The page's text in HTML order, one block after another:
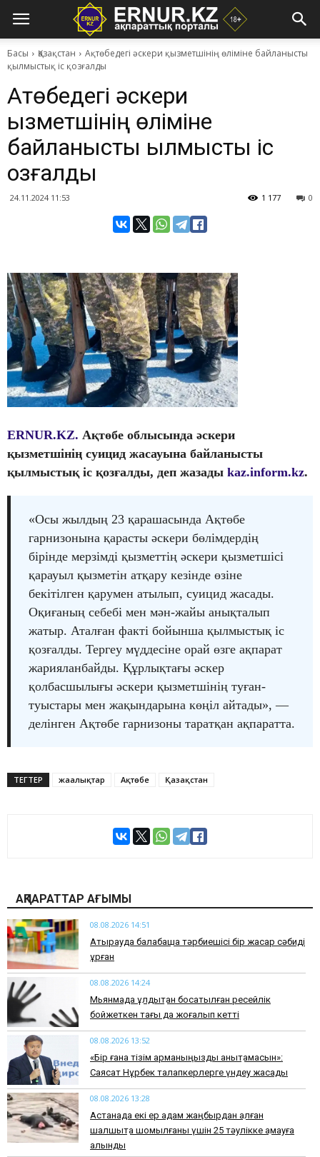
Басы Қазақстан
Ақтөбедегі әскери қызметшінің өліміне байланысты
қылмыстық іс қозғалды
Ақтөбедегі әскери
қызметшінің өліміне
байланысты қылмыстық іс
қозғалды
24.11.2024 11:53 0
1 177
ERNUR.KZ. Ақтөбе облысында әскери
қызметшінің суицид жасауына байланысты
қылмыстық іс қозғалды, деп жазады kaz.inform.kz.
«Осы жылдың 23 қарашасында Ақтөбе
гарнизонына қарасты әскери бөлімдердің
бірінде мерзімді қызметтің әскери қызметшісі
қарауыл қызметін атқару кезінде өзіне
бекітілген қарумен атылып, суицид жасады.
Оқиғаның себебі мен мән-жайы анықталып
жатыр. Аталған факті бойынша қылмыстық іс
қозғалды. Тергеу мүддесіне орай өзге ақпарат
жарияланбайды. Құрлықтағы әскер
қолбасшылығы әскери қызметшінің туған-
туыстары мен жақындарына көңіл айтады», —
делінген Ақтөбе гарнизоны таратқан ақпаратта.
ТЕГТЕР жаңалықтар Ақтөбе Қазақстан
АҚПАРАТТАР АҒЫМЫ
08.08.2026 14:51
Атырауда балабақша тәрбиешісі бір жасар сәбиді
ұрған
08.08.2026 14:24
Мьянмада құлдықтан босатылған ресейлік
бойжеткен тағы да жоғалып кетті
08.08.2026 13:52
«Бір ғана тізім арманыңызды анықтамасын»:
Саясат Нұрбек талапкерлерге үндеу жасады
08.08.2026 13:28
Астанада екі ер адам жаңбырдан қалған
шалшықта шомылғаны үшін 25 тәулікке қамауға
алынды